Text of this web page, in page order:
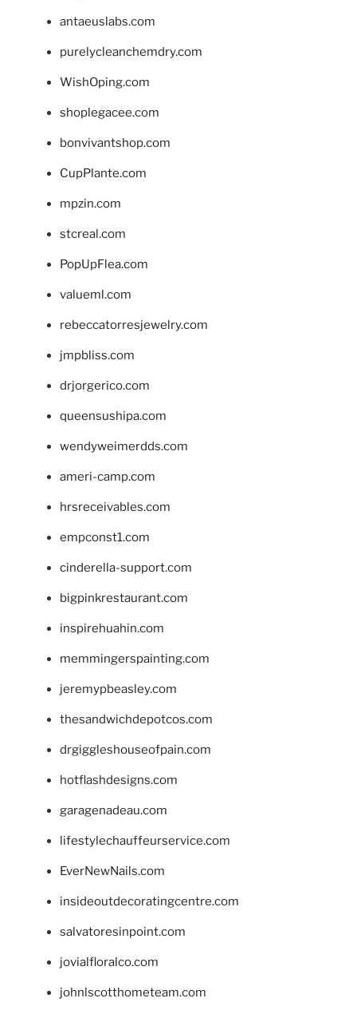
antaeuslabs.com
purelycleanchemdry.com
WishOping.com
shoplegacee.com
bonvivantshop.com
CupPlante.com
mpzin.com
stcreal.com
PopUpFlea.com
valueml.com
rebeccatorresjewelry.com
jmpbliss.com
drjorgerico.com
queensushipa.com
wendyweimerdds.com
ameri-camp.com
hrsreceivables.com
empconst1.com
cinderella-support.com
bigpinkrestaurant.com
inspirehuahin.com
memmingerspainting.com
jeremypbeasley.com
thesandwichdepotcos.com
drgiggleshouseofpain.com
hotflashdesigns.com
garagenadeau.com
lifestylechauffeurservice.com
EverNewNails.com
insideoutdecoratingcentre.com
salvatoresinpoint.com
jovialfloralco.com
johnlscotthometeam.com